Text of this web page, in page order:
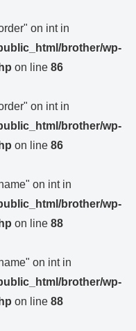
on int in
brother/wp-
on line 86
on int in
brother/wp-
on line 86
on int in
brother/wp-
on line 88
on int in
brother/wp-
on line 88